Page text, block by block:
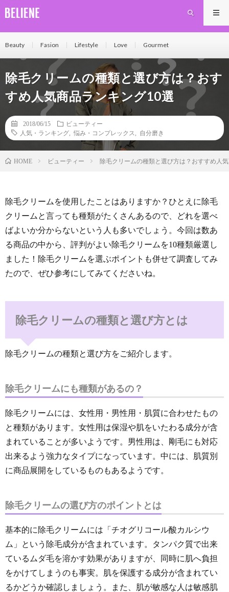
Beauty Fasion Lifestyle Love Gourmet
除毛クリームの種類と選び方は？おす
すめ人気商品ランキング10選
2018/06/15
ビューティー
人気・ランキング
悩み・コンプレックス 自分磨き
HOME ビューティー 除毛クリームの種類と選び方は？おすすめ人
除毛クリームを使用したことはありますか？ひとえに除毛
クリームと言っても種類がたくさんあるので、どれを選べ
ばよいか分からないという人も多いでしょう。今回は数あ
る商品の中から、評判がよい除毛クリームを10種類厳選し
ました！除毛クリームを選ぶポイントも併せて調査してみ
たので、ぜひ参考にしてみてくださいね。
除毛クリームの種類と選び方とは
除毛クリームの種類と選び方をご紹介します。
除毛クリームにも種類があるの？
除毛クリームには、女性用・男性用・肌質に合わせたもの
と種類があります。女性用は保湿や肌をいたわる成分が含
まれていることが多いようです。男性用は、剛毛にも対応
出来るよう強力なタイプになっています。中には、肌質別
に商品展開をしているものもあるようです。
除毛クリームの選び方のポイントとは
基本的に除毛クリームには「チオグリコール酸カルシウ
ム」という除毛成分が含まれています。タンパク質で出来
ているムダ毛を溶かす効果がありますが、同時に肌へ負担
をかけてしまうのも事実。肌を保護する成分が含まれてい
るかどうか確認しましょう。また、肌が敏感な人は敏感肌